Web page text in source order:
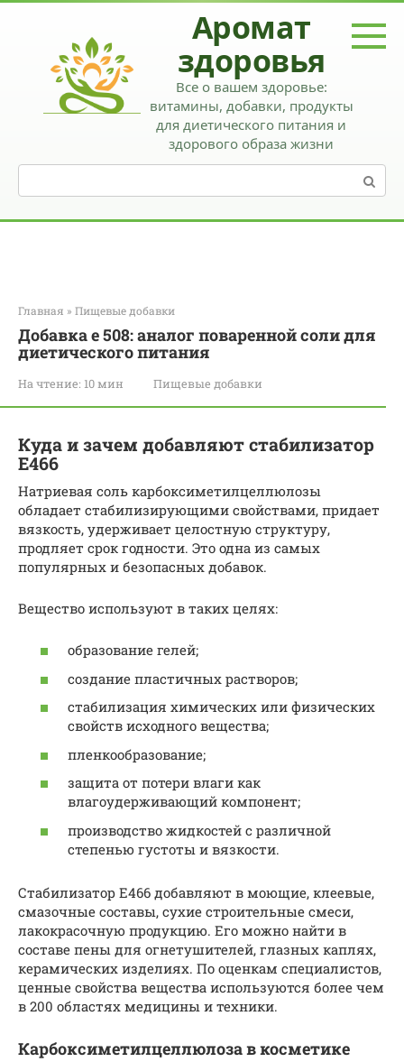
Перейти
Аромат
здоровья
Все о вашем здоровье:
витамины, добавки, продукты
для диетического питания и
здорового образа жизни
Поиск:
Главная » Пищевые добавки
Добавка е 508: аналог поваренной соли для
диетического питания
На чтение: 10 мин Пищевые добавки
Куда и зачем добавляют стабилизатор
Е466
Натриевая соль карбоксиметилцеллюлозы
обладает стабилизирующими свойствами, придает
вязкость, удерживает целостную структуру,
продляет срок годности. Это одна из самых
популярных и безопасных добавок.
Вещество используют в таких целях:
образование гелей;
создание пластичных растворов;
стабилизация химических или физических
свойств исходного вещества;
пленкообразование;
защита от потери влаги как
влагоудерживающий компонент;
производство жидкостей с различной
степенью густоты и вязкости.
Стабилизатор Е466 добавляют в моющие, клеевые,
смазочные составы, сухие строительные смеси,
лакокрасочную продукцию. Его можно найти в
составе пены для огнетушителей, глазных каплях,
керамических изделиях. По оценкам специалистов,
ценные свойства вещества используются более чем
в 200 областях медицины и техники.
Карбоксиметилцеллюлоза в косметике